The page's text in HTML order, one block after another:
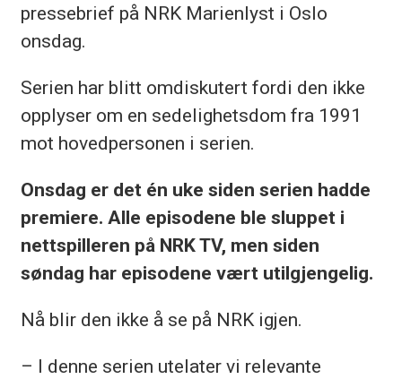
pressebrief på NRK Marienlyst i Oslo
onsdag.
Serien har blitt omdiskutert fordi den ikke
opplyser om en sedelighetsdom fra 1991
mot hovedpersonen i serien.
Onsdag er det én uke siden serien hadde
premiere. Alle episodene ble sluppet i
nettspilleren på NRK TV, men siden
søndag har episodene vært utilgjengelig.
Nå blir den ikke å se på NRK igjen.
– I denne serien utelater vi relevante